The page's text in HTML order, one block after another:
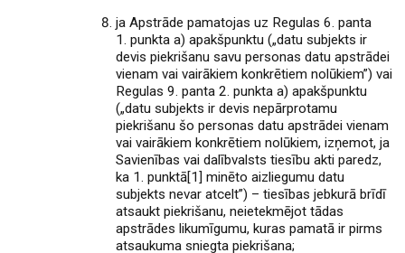
ja Apstrāde pamatojas uz Regulas 6. panta
1. punkta a) apakšpunktu („datu subjekts ir
devis piekrišanu savu personas datu apstrādei
vienam vai vairākiem konkrētiem nolūkiem”) vai
Regulas 9. panta 2. punkta a) apakšpunktu
(„datu subjekts ir devis nepārprotamu
piekrišanu šo personas datu apstrādei vienam
vai vairākiem konkrētiem nolūkiem, izņemot, ja
Savienības vai dalībvalsts tiesību akti paredz,
ka 1. punktā[1] minēto aizliegumu datu
subjekts nevar atcelt”) – tiesības jebkurā brīdī
atsaukt piekrišanu, neietekmējot tādas
apstrādes likumīgumu, kuras pamatā ir pirms
atsaukuma sniegta piekrišana;